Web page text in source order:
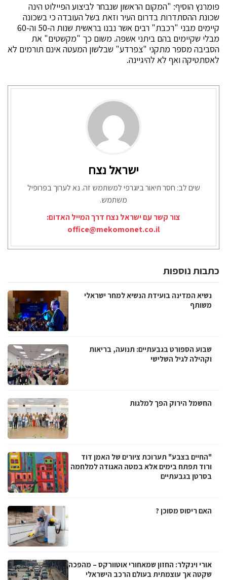
פומרנץ הוסיף: "המקום הראשון שנבחר לביצוע הפיילוט הינה
שכונת ההסתדרות בדרום העיר וזאת בשל העובדה כי בשכונה
קיימים מבני "רכבת" רבים אשר נבנו בראשית שנות ה-50 וה-60
מבלי שקיימים בהם ביתני אשפה. משום כך "מקשטים" את
הסביבה מספר מתקני "צפרדע" שבלשון המעטה אינם תורמים לא
לאסתטיקה ואף לא להיגיינה.
ישראל נצח
שים לב: חסר תיאור ביוגרפי למשתמש זה. נא לערוך בפרופיל
משתמש.
צור קשר עם ישראל נצח דרך המייל האדום:
office@mekomonet.co.il
כתבות נוספות
נשיא המדינה בועידת הנשיא למחר ישראלי
משותף
שבוע הספורט בגבעתיים: תנועה, בריאות
וקהילה לגיל השלישי
החשמל הירוק הפך למלגות
"החיים בצבע" תערוכת ציורים של האמן דוד
ורוד תפתח בימים אלא במטה האגודה למלחמה
בסרטן בגבעתיים
האם ריסוס מסוכן ?
אורי וינקלר: החזון שמאחורי אוטוורקס – מהפכה
שקטה אך עוצמתית בעולם הרכב הישראלי